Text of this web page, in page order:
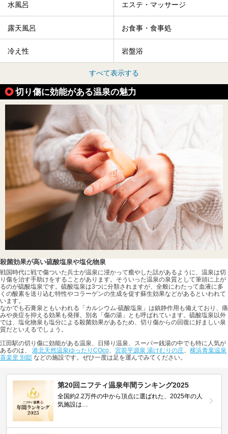
水風呂 エステ・マッサージ
露天風呂 お食事・食事処
冷え性 岩盤浴
すべて表示する
切り傷に効能がある温泉の魅力
殺菌効果が高い硫酸塩泉や塩化物泉
戦国時代に戦で傷ついた兵士が温泉に浸かって癒やした話があるように、温泉は切
り傷を治す手助けをすることがあります。そういった温泉の泉質として筆頭に上が
るのが硫酸塩泉です。硫酸塩泉は3つに分類されますが、全般にわたって血液に多
くの酸素を送り込む特性やコラーゲンの生成を促す蘇生効果などがあるといわれて
います。
なかでも石膏泉ともいわれる「カルシウム-硫酸塩泉」は鎮静作用も備えており、痛
みや炎症を抑える効果も発揮。別名「傷の湯」とも呼ばれています。硫酸塩泉以外
では、塩化物泉も塩分による殺菌効果があるため、切り傷からの回復に好ましい泉
質だといえるでしょう。
江田駅の切り傷に効能がある温泉、日帰り温泉、スーパー銭湯の中でも特に人気が
あるのは、 港北天然温泉ゆったりCOco、 宮前平源泉 湯けむりの庄、 横浜青葉温泉
喜楽里 別邸 などの施設です。ぜひ一度は足を運んでみてください。
第20回ニフティ温泉年間ランキング2025
全国約2.2万件の中から頂点に選ばれた、2025年の人
気施設は…